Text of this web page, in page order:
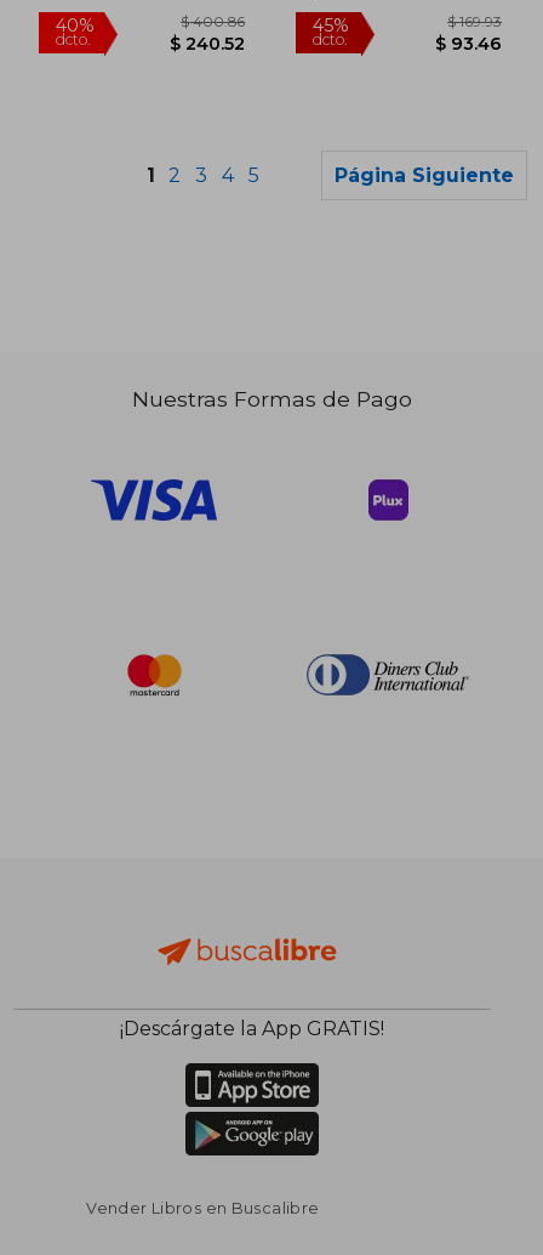
40% $ 190.86
$ 114.52
40%
dcto.
1 2 3 4 5 Página Siguiente
Nuestras Formas de Pago
¡Descárgate la App GRATIS!
Vender Libros en Buscalibre